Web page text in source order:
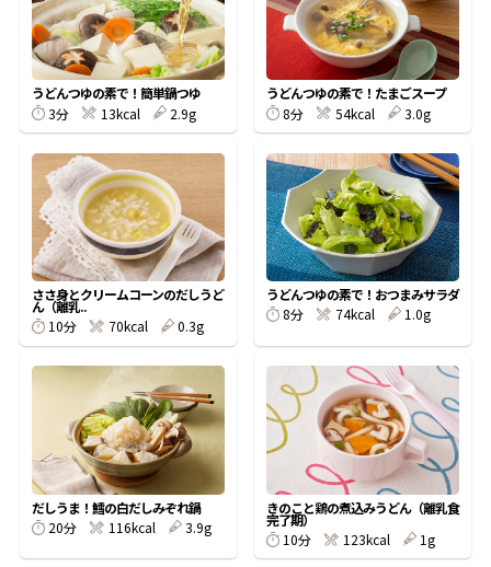
ヤマキ『めんつゆ』 ヤマキ 割烹白だし
旨さ、別格。だし屋の鍋 韓福善シリーズ
サッと鍋® 楽チン鍋®
主食レシピ
主菜レシピ
汁物レシピ
時短レシピ
おいしいレシピを商品から探す
かつお節レシピ
めんつゆレシピ
割烹白だしレシピ
だしの取り方
かつお節の削り方
かつお節・だしをもっと知る
ヤマキ かつお節プラス®
かつお節・だしを楽しむ
だしコミュ
キャンペーン一覧
企業・採用情報
企業情報
- 百年対話
- ヤマキ かつお節プラス®
採用情報
- ジョブリターン制
お問い合わせ
ヤマキお客様相談室
オンラインショップ
コミュニティサイト
Global
うどんつゆの素で！簡単鍋つゆ
3分
13kcal 2.9g
うどんつゆの素で！たまごスープ
8分
54kcal 3.0g
ささ身とクリームコーンのだしうど
ん（離乳..
10分
70kcal 0.3g
うどんつゆの素で！おつまみサラダ
8分
74kcal 1.0g
だしうま！鱈の白だしみぞれ鍋
20分
116kcal 3.9g
きのこと鶏の煮込みうどん（離乳食
完了期）
10分
123kcal 1g